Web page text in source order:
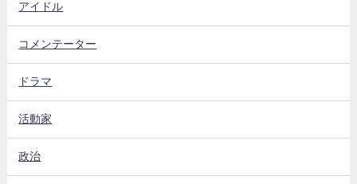
アイドル
コメンテーター
ドラマ
活動家
政治